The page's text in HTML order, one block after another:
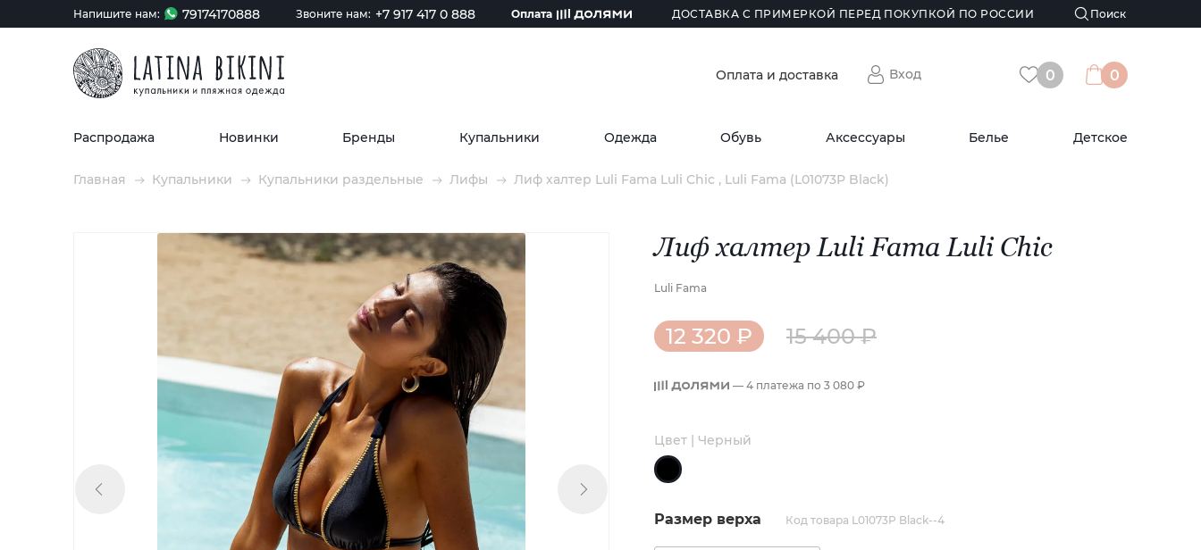
Напишите нам: 79174170888 Звоните нам: +7 917 417 0 888 Оплата ДОСТАВКА С ПРИМЕРКОЙ ПЕРЕД ПОКУПКОЙ ПО РОССИИ
Оплата и доставка Вход 0 0
Распродажа Новинки Бренды Купальники Одежда Обувь Аксессуары Белье Детское
Главная Купальники Купальники раздельные Лифы Лиф халтер Luli Fama Luli Chic , Luli Fama (L01073P Black)
Лиф халтер Luli Fama Luli Chic
Luli Fama
12 320 ₽ 15 400 ₽
— 4 платежа по 3 080 ₽
Цвет | Черный
Размер верха Код товара L01073P Black--4